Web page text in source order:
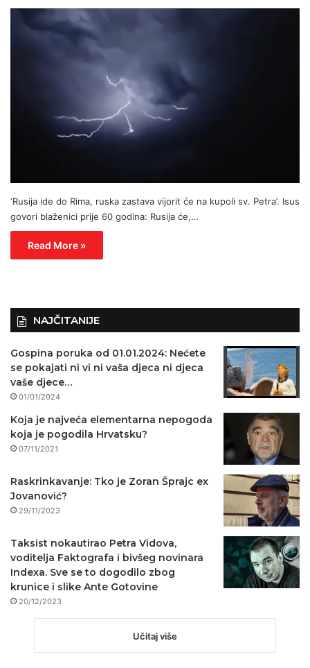
‘Rusija ide do Rima, ruska zastava vijorit će na kupoli sv. Petra’. Isus
govori blaženici prije 60 godina: Rusija će,…
Read More »
NAJČITANIJE
Gospina poruka od 01.01.2024: Nećete
se pokajati ni vi ni vaša djeca ni djeca
vaše djece…
01/01/2024
Koja je najveća elementarna nepogoda
koja je pogodila Hrvatsku?
07/11/2021
Raskrinkavanje: Tko je Zoran Šprajc ex
Jovanović?
29/11/2023
Taksist nokautirao Petra Vidova,
voditelja Faktografa i bivšeg novinara
Indexa. Sve se to dogodilo zbog
krunice i slike Ante Gotovine
20/12/2023
Učitaj više